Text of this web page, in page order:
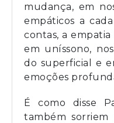
mudança, em
empáticos a
contas, a
em uníssono,
do superficial e
emoções
É como disse
também sorriem